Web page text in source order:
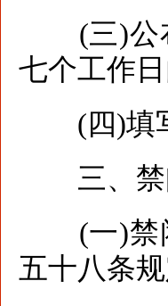
(三)公布
七个工作
(四)填写
三、禁
(一)禁闭
五十八条